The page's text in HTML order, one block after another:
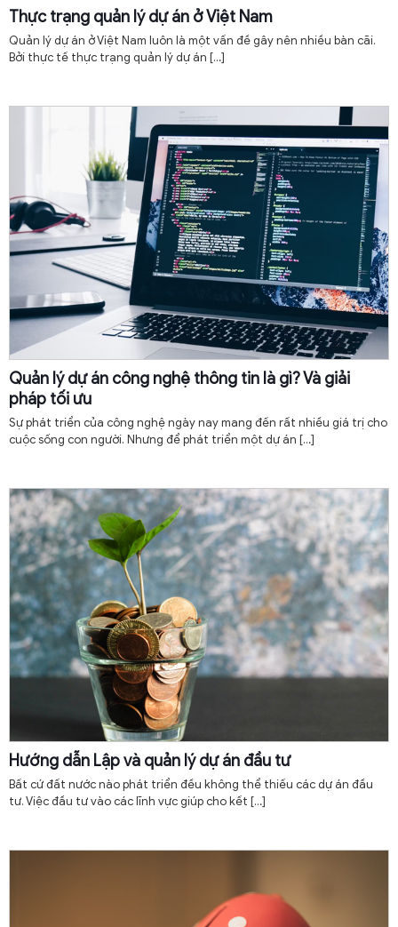
Thực trạng quản lý dự án ở Việt Nam
Quản lý dự án ở Việt Nam luôn là một vấn đề gây nên nhiều bàn cãi.
Bởi thực tế thực trạng quản lý dự án […]
Quản lý dự án công nghệ thông tin là gì? Và giải
pháp tối ưu
Sự phát triển của công nghệ ngày nay mang đến rất nhiều giá trị cho
cuộc sống con người. Nhưng để phát triển một dự án […]
Hướng dẫn Lập và quản lý dự án đầu tư
Bất cứ đất nước nào phát triển đều không thể thiếu các dự án đầu
tư. Việc đầu tư vào các lĩnh vực giúp cho kết […]